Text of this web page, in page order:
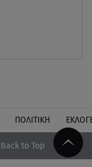
ΠΟΛΙΤΙΚΗ
Back to Top